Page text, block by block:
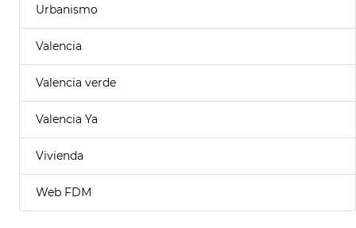
Urbanismo
Valencia
Valencia verde
Valencia Ya
Vivienda
Web FDM